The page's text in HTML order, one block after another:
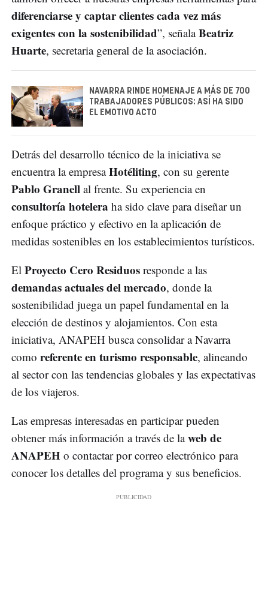
diferenciarse y captar clientes cada vez más
exigentes con la sostenibilidad”, señalaBeatriz
Huarte, secretaria general de la asociación.
NAVARRA RINDE HOMENAJE A MÁS DE 700
TRABAJADORES PÚBLICOS: ASÍ HA SIDO
EL EMOTIVO ACTO
Detrás del desarrollo técnico de la iniciativa se
encuentra la empresaHotéliting, con su gerente
Pablo Granell al frente. Su experiencia en
consultoría hotelera ha sido clave para diseñar un
enfoque práctico y efectivo en la aplicación de
medidas sostenibles en los establecimientos turísticos.
El Proyecto Cero Residuos responde a las
demandas actuales del mercado, donde la
sostenibilidad juega un papel fundamental en la
elección de destinos y alojamientos. Con esta
iniciativa, ANAPEH busca consolidar a Navarra
como referente en turismo responsable, alineando
al sector con las tendencias globales y las expectativas
de los viajeros.
Las empresas interesadas en participar pueden
obtener más información a través de laweb de
ANAPEH o contactar por correo electrónico para
conocer los detalles del programa y sus beneficios.